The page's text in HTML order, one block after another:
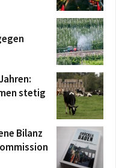
stetig
Bilanz